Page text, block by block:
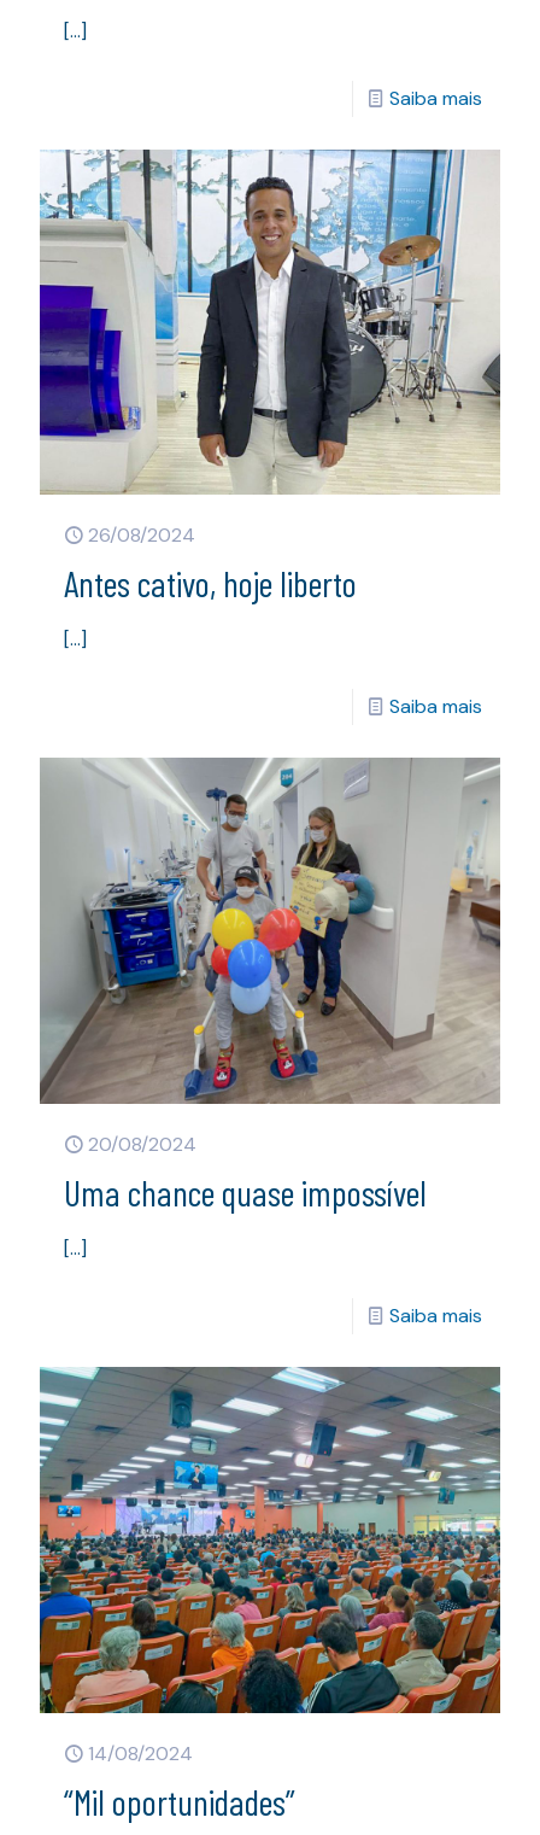
[…]
Saiba mais
26/08/2024
Antes cativo, hoje liberto
[…]
Saiba mais
20/08/2024
Uma chance quase impossível
[…]
Saiba mais
14/08/2024
“Mil oportunidades”